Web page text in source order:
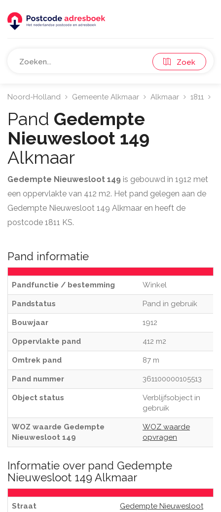
Zoek
Noord-Holland Gemeente Alkmaar Alkmaar 1811
Pand Gedempte
Nieuwesloot 149
Alkmaar
Gedempte Nieuwesloot 149 is gebouwd in 1912 met
een oppervlakte van 412 m2. Het pand gelegen aan de
Gedempte Nieuwesloot 149 Alkmaar en heeft de
postcode 1811 KS.
Pand informatie
Pandfunctie / bestemming Winkel
Pandstatus Pand in gebruik
Bouwjaar 1912
Oppervlakte pand 412 m2
Omtrek pand 87 m
Pand nummer 361100000105513
Object status
Verblijfsobject in
gebruik
WOZ waarde Gedempte
Nieuwesloot 149
WOZ waarde
opvragen
Informatie over pand Gedempte
Nieuwesloot 149 Alkmaar
Straat Gedempte Nieuwesloot